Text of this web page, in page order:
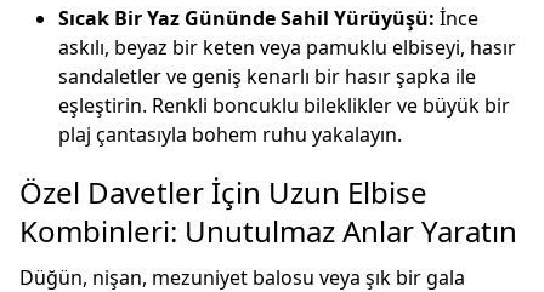
Sıcak Bir Yaz Gününde Sahil Yürüyüşü: İnce
askılı, beyaz bir keten veya pamuklu elbiseyi, hasır
sandaletler ve geniş kenarlı bir hasır şapka ile
eşleştirin. Renkli boncuklu bileklikler ve büyük bir
plaj çantasıyla bohem ruhu yakalayın.
Özel Davetler İçin Uzun Elbise
Kombinleri: Unutulmaz Anlar Yaratın
Düğün, nişan, mezuniyet balosu veya şık bir gala